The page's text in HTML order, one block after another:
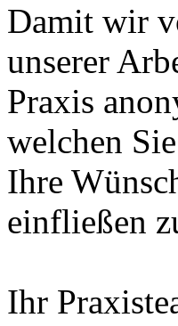
Damit wir
unserer
Praxis
welchen
Ihre
einfließen
Ihr